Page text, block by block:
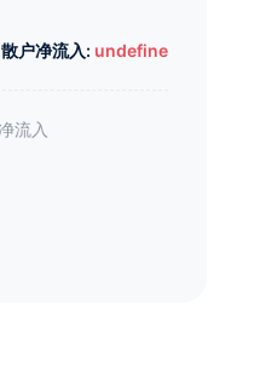
散户净流入: undefined